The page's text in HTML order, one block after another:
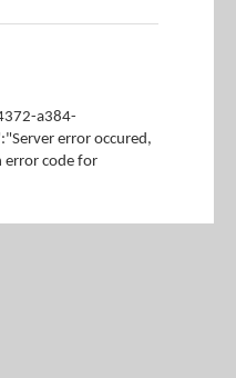
a384-
error occured,
error code for